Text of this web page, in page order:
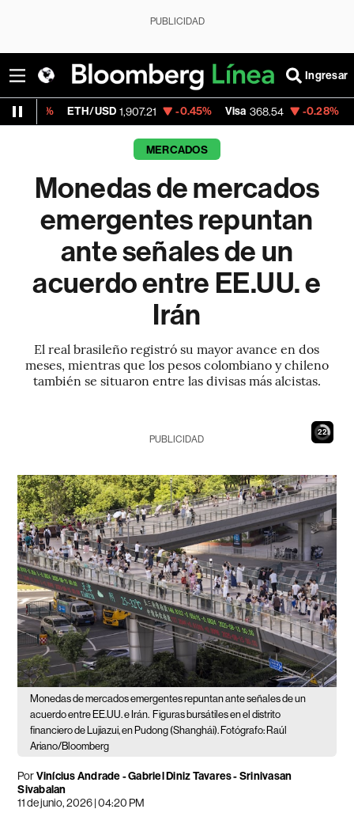
PUBLICIDAD
Ingresar
ETH/USD 1,907.21 -0.45% Visa 368.54 -0.28%
MERCADOS
Monedas de mercados
emergentes repuntan
ante señales de un
acuerdo entre EE.UU. e
Irán
El real brasileño registró su mayor avance en dos
meses, mientras que los pesos colombiano y chileno
también se situaron entre las divisas más alcistas.
21
PUBLICIDAD
Monedas de mercados emergentes repuntan ante señales de un
acuerdo entre EE.UU. e Irán. Figuras bursátiles en el distrito
financiero de Lujiazui, en Pudong (Shanghái). Fotógrafo: Raúl
Ariano/Bloomberg
PorVinícius Andrade - Gabriel Diniz Tavares - Srinivasan
Sivabalan
11 de junio, 2026 | 04:20 PM